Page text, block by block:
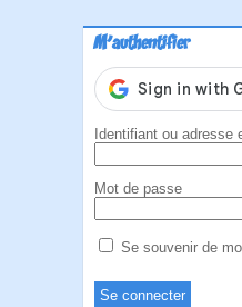
M'authentifier
Identifiant ou adresse
Mot de passe
Se souvenir de